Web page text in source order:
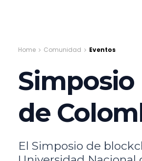
Home Comunidad Eventos
de
El Simposio de